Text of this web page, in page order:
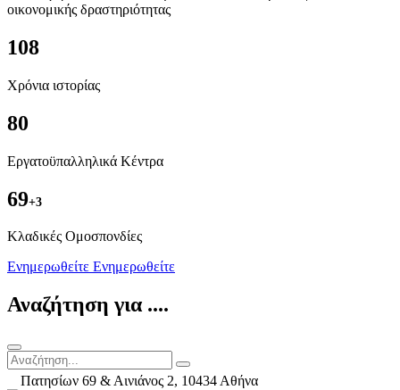
οικονομικής δραστηριότητας
108
Χρόνια ιστορίας
80
Εργατοϋπαλληλικά Κέντρα
69+3
Kλαδικές Ομοσπονδίες
Ενημερωθείτε Ενημερωθείτε
Αναζήτηση για ....
Πατησίων 69 & Αινιάνος 2, 10434 Αθήνα